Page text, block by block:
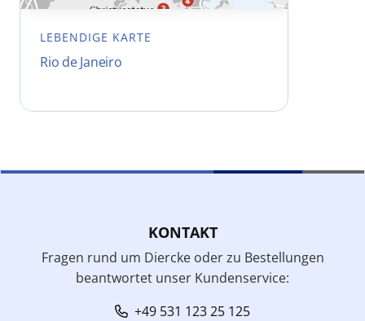
LEBENDIGE KARTE
Rio de Janeiro
KONTAKT
Fragen rund um Diercke oder zu Bestellungen
beantwortet unser Kundenservice:
+49 531 123 25 125